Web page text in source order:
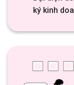
ký kinh